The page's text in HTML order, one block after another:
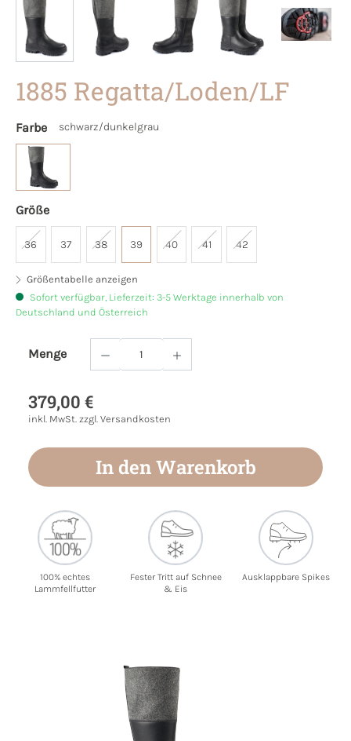
1885 Regatta/Loden/LF
Farbe schwarz/dunkelgrau
Größe
36 37 38 39 40 41 42
Größentabelle anzeigen
Sofort verfügbar, Lieferzeit: 3-5 Werktage innerhalb von
Deutschland und Österreich
Menge
Produkt Anzahl: Gib den gewünschten
379,00 €
inkl. MwSt. zzgl. Versandkosten
In den Warenkorb
100% echtes
Lammfellfutter
Fester Tritt auf Schnee
& Eis
Ausklappbare Spikes